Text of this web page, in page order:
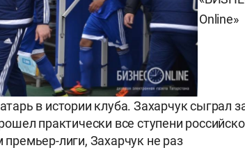
Online»
в истории клуба. Захарчук сыграл
практически все ступени
лиги, Захарчук не раз